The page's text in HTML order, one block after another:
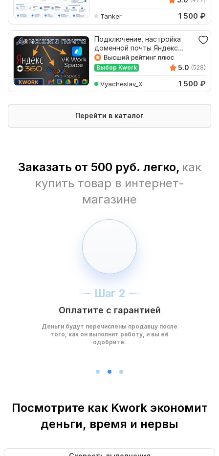
Tanker 1 500 ₽
Подключение, настройка
доменной почты Яндекс
360, VK Workspace
Выбор Kwork 5.0 (528)
Vyacheslav_X 1 500 ₽
Перейти в каталог
Заказать от 500 руб. легко, как
купить товар в интернет-
магазине
Шаг 2
Оплатите с гарантией
Деньги будут перечислены продавцу после
того, как он выполнит работу, и вы её
одобрите.
Посмотрите как Kwork экономит
деньги, время и нервы